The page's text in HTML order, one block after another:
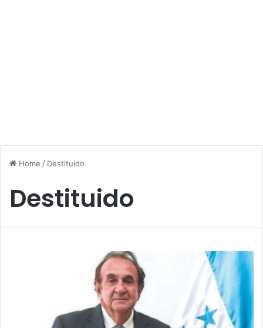
Home / Destituido
Destituido